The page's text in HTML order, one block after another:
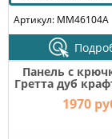
Артикул: MM46104A
Панель с
Гретта дуб
1970